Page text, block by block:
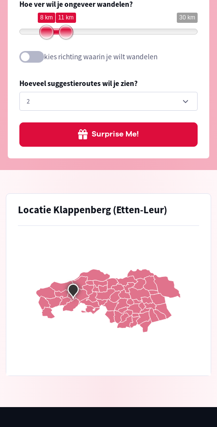
Hoe ver wil je ongeveer wandelen?
30 km
8 km 11 km
kies richting waarin je wilt wandelen
Hoeveel suggestieroutes wil je zien?
Surprise Me!
Locatie Klappenberg (Etten-Leur)